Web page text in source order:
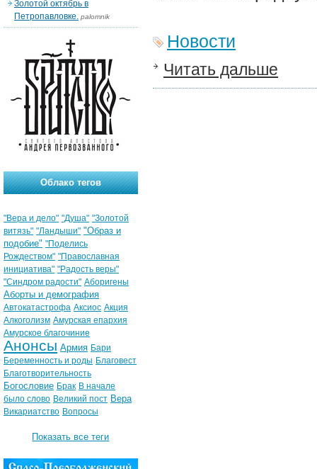
Новости
Читать дальше
Золотой октябрь в
Петропавловке. palomnik
Облако тегов
"Вера и дело" "Душа" "Золотой
витязь" "Ландыши" "Образ и
подобие" "Поделись
Рождеством" "Православная
инициатива" "Радость веры"
"Синдром радости" Аборигены
Аборты и демография
Автокатастрофа Аксиос Акция
Алкоголизм Амурская епархия
Амурское благочиние
Анонсы Армия Бари
Беременность и роды Благовест
Благотворительность
Богословие Брак В начале
было слово Великий пост Вера
Викариатство Вопросы
Показать все теги